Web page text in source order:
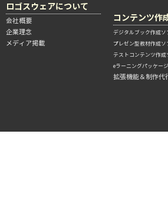
ロゴスウェアについて
会社概要
企業理念
メディア掲載
コンテンツ作
デジタルブック作成ソ
プレゼン型教材作成ソ
テストコンテンツ作成
eラーニングパッケー
拡張機能＆制作代